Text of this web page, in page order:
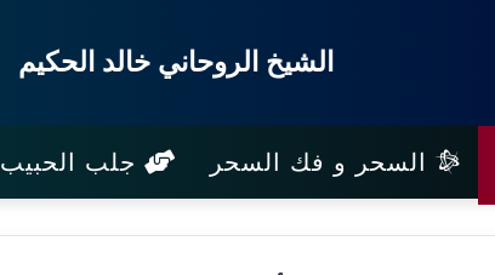
الشيخ الروحاني خالد الحكيم
السحر و فك السحر جلب الحبيب